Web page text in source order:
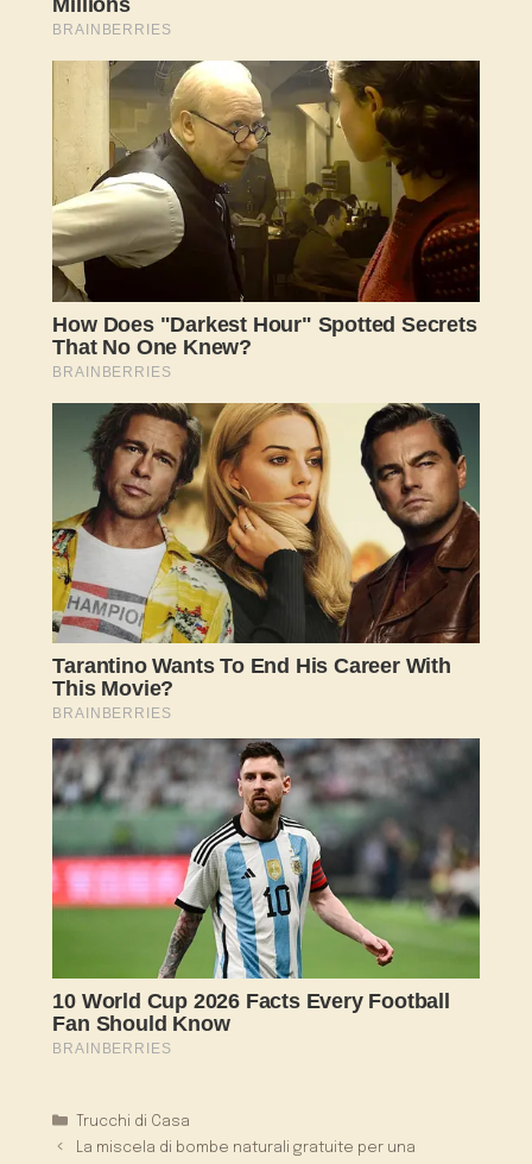
Categorie
Trucchi di Casa
La miscela di bombe naturali gratuite per una